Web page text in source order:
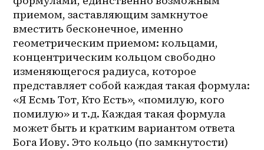
приемом, заставляющим замкнутое
вместить бесконечное, именно
геометрическим приемом: кольцами,
концентрическим кольцом свободно
изменяющегося радиуса, которое
представляет собой каждая такая формула:
«Я Есмь Тот, Кто Есть», «помилую, кого
помилую» и т.д. Каждая такая формула
может быть и кратким вариантом ответа
Бога Иову. Это кольцо (по замкнутости)